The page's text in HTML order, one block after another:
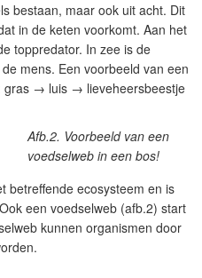
bestaan, maar ook uit acht. Dit
in de keten voorkomt. Aan het
toppredator. In zee is de
mens. Een voorbeeld van een
gras → luis → lieveheersbeestje
Afb.2. Voorbeeld van een
voedselweb in een bos!
betreffende ecosysteem en is
een voedselweb (afb.2) start
kunnen organismen door